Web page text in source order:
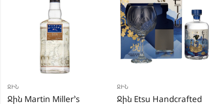
ՋԻՆ
Ջին Martin Miller’s
ՋԻՆ
Ջին Etsu Handcrafted